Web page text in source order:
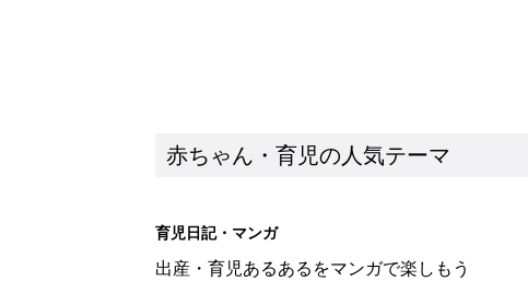
赤ちゃん・育児の人気テーマ
育児日記・マンガ
出産・育児あるあるをマンガで楽しもう